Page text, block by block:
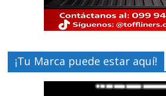
¡Tu Marca puede estar aquí!